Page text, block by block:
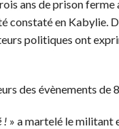
ans de prison ferme
constaté en Kabylie.
politiques ont
des évènements de
! » a martelé le